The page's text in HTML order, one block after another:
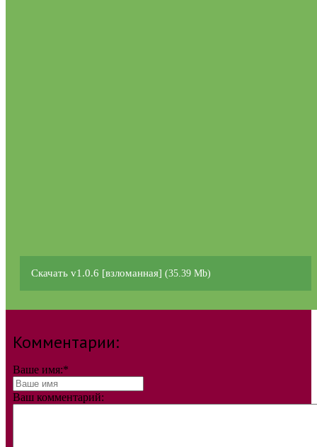
Скачать v1.0.6 [взломанная] (35.39 Mb)
Комментарии:
Ваше имя:*
Ваш комментарий: